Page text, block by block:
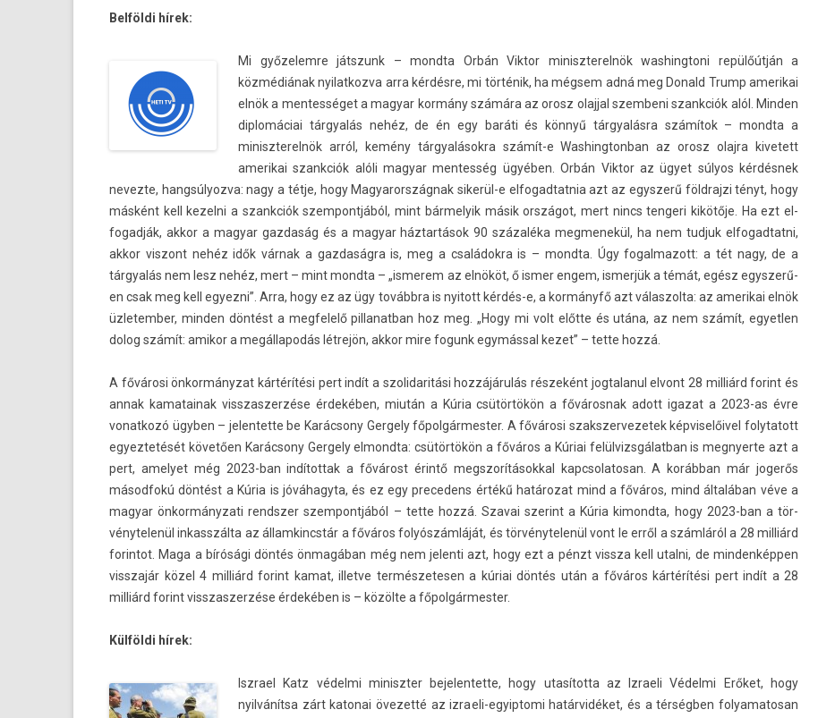
Belföldi hírek:
Mi győzelem­re játszunk – mondta Orbán Vik­tor miniszterel­nök was­hingtoni repülőútján a
közmédiának nyilat­kozva arra kérdésre, mi történik, ha mégsem adná meg Donald Trump amerikai
elnök a men­tességet a magyar kormány számára az orosz olajj­al szem­beni szankciók alól. Mind­en
di­plomáciai tárgyalás nehéz, de én egy baráti és könnyű tárgyalásra számítok – mondta a
miniszterel­nök arról, kemény tárgyalásokra számít-e Was­hington­ban az orosz olaj­ra kivetett
amerikai szankciók alóli magyar men­tesség ügyében. Orbán Vik­tor az ügyet súlyos kérdésnek
nevez­te, han­gsúlyoz­va: nagy a tétje, hogy Magyarország­nak sikerül-e el­fogad­tatnia azt az egysz­erű földraj­zi tényt, hogy
másként kell kezel­ni a szankciók szem­pontjából, mint bár­melyik másik országot, mert nincs ten­geri kikötője. Ha ezt el­
fogad­ják, akkor a magyar gaz­daság és a magyar háztartások 90 százaléka meg­menekül, ha nem tud­juk el­fogad­tatni,
akkor vis­zont nehéz idők várnak a gaz­daság­ra is, meg a családokra is – mondta. Úgy fogal­mazott: a tét nagy, de a
tárgyalás nem lesz nehéz, mert – mint mondta – „is­merem az elnököt, ő ismer engem, is­merjük a témát, egész egys­zerű­
en csak meg kell egyez­ni”. Arra, hogy ez az ügy továbbra is nyitott kérdés-e, a kormányfő azt válas­zolta: az amerikai elnök
üzletemb­er, mind­en döntést a meg­felelő pil­lanat­ban hoz meg. „Hogy mi volt előtte és utána, az nem számít, egyetl­en
dolog számít: amikor a megál­lapodás létrejön, akkor mire fogunk egymással kezet” – tette hozzá.
A fővárosi önkormányzat kártérítési pert indít a szolidaritási hozzájárulás részeként jog­talanul el­vont 28 milliárd forint és
annak kamatainak visszas­zerzése érdekében, miután a Kúria csütörtökön a főváros­nak adott igazat a 2023-as évre
vonat­kozó ügyben – jelen­tette be Karácsony Ger­ge­ly főpol­gármest­er. A fővárosi szakszer­vezetek kép­viselőivel folytatott
egyez­tetését követően Karácsony Ger­ge­ly el­mondta: csütörtökön a főváros a Kúriai felül­vizsgálat­ban is meg­nyer­te azt a
pert, amelyet még 2023-ban in­dítot­tak a fővárost érintő megszorításokk­al kapcsolatosan. A korábban már jogerős
másod­fokú döntést a Kúria is jóváhagyta, és ez egy pre­cedens értékű határozat mind a főváros, mind általában véve a
magyar önkor­mányzati re­ndsz­er szem­pontjából – tette hozzá. Szavai szerint a Kúria kimondta, hogy 2023-ban a tör­
vénytelenül in­kasszál­ta az állam­kincstár a főváros folyószámláját, és tör­vénytelenül vont le erről a számláról a 28 milliárd
forin­tot. Maga a bírósági döntés önmagában még nem jelen­ti azt, hogy ezt a pénzt vissza kell utal­ni, de min­denképp­en
visszajár közel 4 milliárd forint kamat, il­let­ve ter­mészetes­en a kúriai döntés után a főváros kártérítési pert indít a 28
milliárd forint visszas­zerzése érdekében is – közölte a főpol­gármest­er.
Külföldi hírek:
Iszrael Katz védelmi miniszt­er be­jelen­tette, hogy utasította az Iz­raeli Védelmi Erőket, hogy
nyilvánítsa zárt katonai övezetté az izraeli-egyiptomi határvidéket, és a térségben folyamatosan